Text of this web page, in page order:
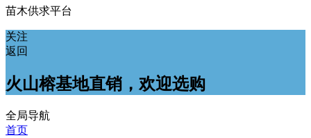
苗木供求平台
关注
返回
火山榕基地直销，欢迎选购
全局导航
首页